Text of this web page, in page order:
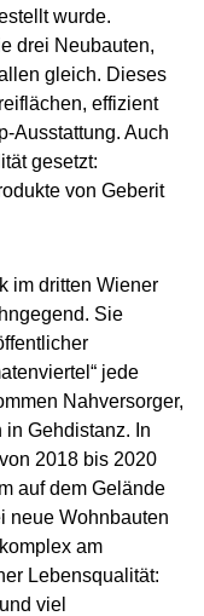
wurde.
drei Neubauten,
gleich. Dieses
effizient
Ausstattung. Auch
gesetzt:
von Geberit
im dritten Wiener
Sie
jede
Nahversorger,
Gehdistanz. In
2018 bis 2020
auf dem Gelände
neue Wohnbauten
am
Lebensqualität:
viel